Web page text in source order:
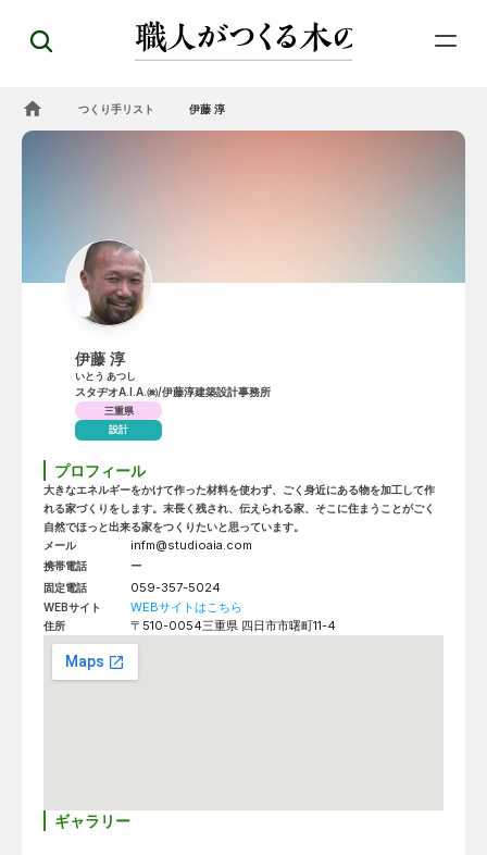
つくり手リスト 伊藤 淳
伊藤 淳
いとう あつし
スタヂオA.I.A.㈱/伊藤淳建築設計事務所
三重県
設計
プロフィール
大きなエネルギーをかけて作った材料を使わず、ごく身近にある物を加工して作
れる家づくりをします。末長く残され、伝えられる家、そこに住まうことがごく
自然でほっと出来る家をつくりたいと思っています。
メール
infm@studioaia.com
携帯電話 ー
固定電話 059-357-5024
WEBサイト WEBサイトはこちら
住所 〒510-0054三重県 四日市市曙町11-4
ギャラリー